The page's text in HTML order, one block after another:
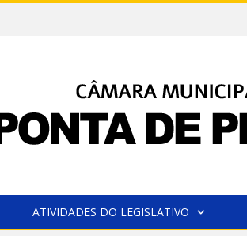
ATIVIDADES DO LEGISLATIVO